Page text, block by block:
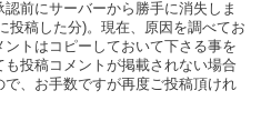
前にサーバーから勝手に消失しま
投稿した分)。現在、原因を調べてお
トはコピーしておいて下さる事を
投稿コメントが掲載されない場合
、お手数ですが再度ご投稿頂けれ